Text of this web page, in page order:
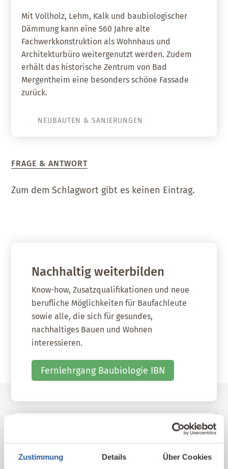
Zustimmung Details Über Cookies
Mit Vollholz, Lehm, Kalk und baubiologischer
Dämmung kann eine 560 Jahre alte
Fachwerkkonstruktion als Wohnhaus und
Architekturbüro weitergenutzt werden. Zudem
erhält das historische Zentrum von Bad
Mergentheim eine besonders schöne Fassade
zurück.
NEUBAUTEN & SANIERUNGEN
FRAGE & ANTWORT
Zum dem Schlagwort gibt es keinen Eintrag.
Nachhaltig weiterbilden
Know-how, Zusatzqualifikationen und neue
berufliche Möglichkeiten für Baufachleute
sowie alle, die sich für gesundes,
nachhaltiges Bauen und Wohnen
interessieren.
Fernlehrgang Baubiologie IBN
Unser Kompetenz-Netzwerk
Hier finden Sie unsere qualifizierten